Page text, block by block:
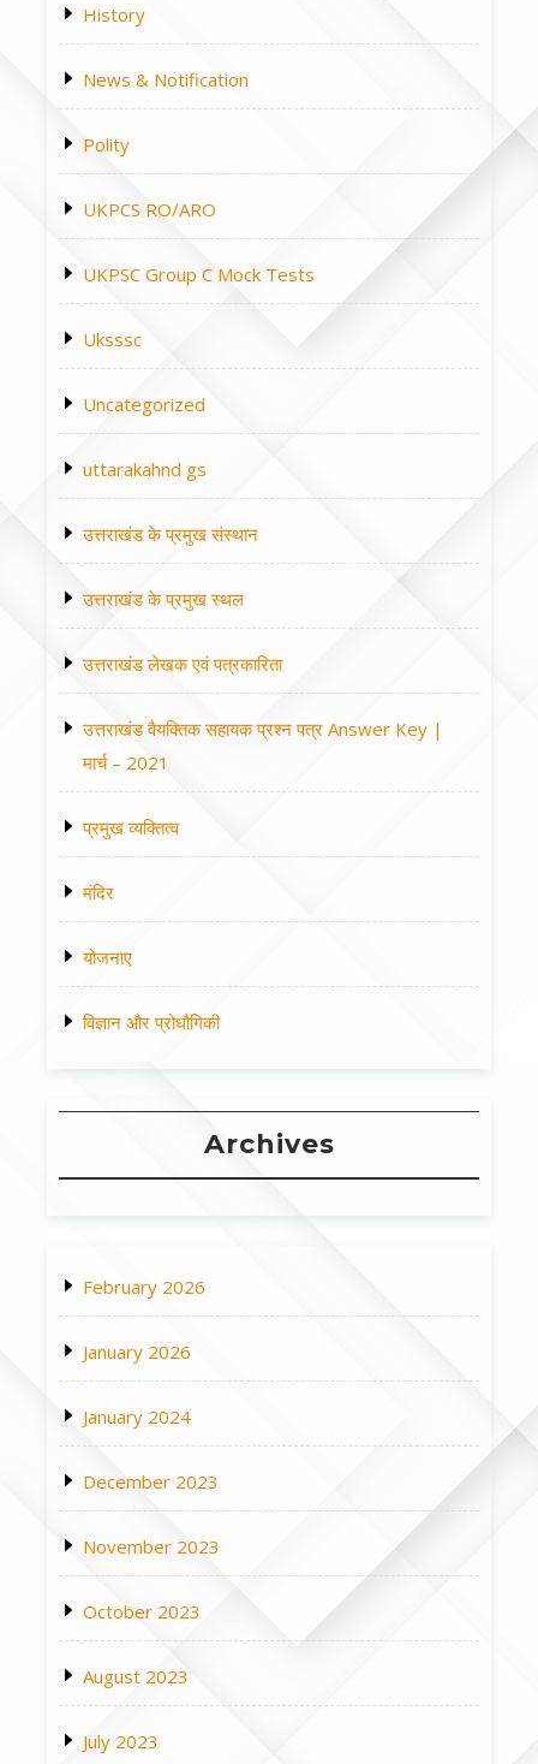
History
News & Notification
Polity
UKPCS RO/ARO
UKPSC Group C Mock Tests
Uksssc
Uncategorized
uttarakahnd gs
उत्तराखंड के प्रमुख संस्थान
उत्तराखंड के प्रमुख स्थल
उत्तराखंड लेखक एवं पत्रकारिता
उत्तराखंड वैयक्तिक सहायक प्रश्न पत्र Answer Key |
मार्च – 2021
प्रमुख व्यक्तित्व
मंदिर
योजनाए
विज्ञान और प्रोधौगिकी
Archives
February 2026
January 2026
January 2024
December 2023
November 2023
October 2023
August 2023
July 2023